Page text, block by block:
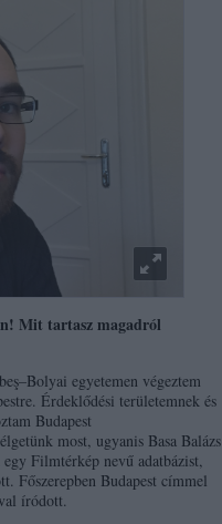
Mit tartasz magadról
egyetemen végeztem
Érdeklődési területemnek és
Budapest
most, ugyanis Basa Balázs
Filmtérkép nevű adatbázist,
Főszerepben Budapest címmel
íródott.